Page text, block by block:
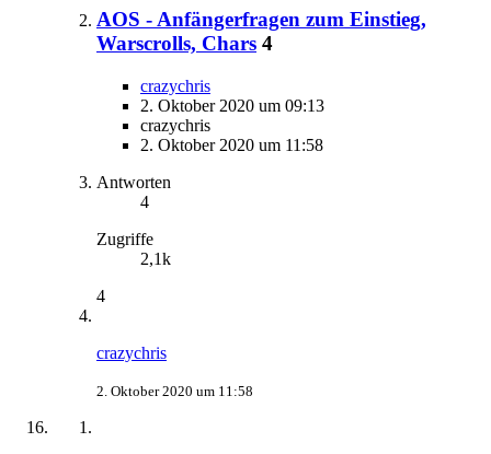
AOS - Anfängerfragen zum Einstieg,
Warscrolls, Chars 4
crazychris
2. Oktober 2020 um 09:13
crazychris
2. Oktober 2020 um 11:58
Antworten
4
Zugriffe
2,1k
4
crazychris
2. Oktober 2020 um 11:58